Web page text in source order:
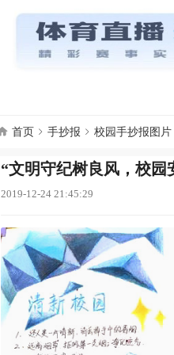
首页 手抄报 校园手抄报图片
“文明守纪树良风，校园
2019-12-24 21:45:29